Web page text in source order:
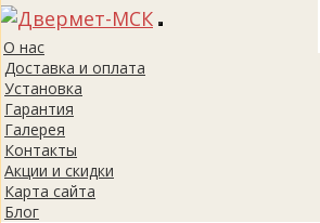
Toggle
О нас
Доставка и оплата
Установка
Гарантия
Галерея
Контакты
Акции и скидки
Карта сайта
Блог